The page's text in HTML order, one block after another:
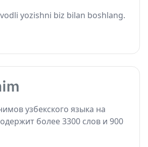
yozishni biz bilan boshlang.
узбекского языка на
более 3300 слов и 900